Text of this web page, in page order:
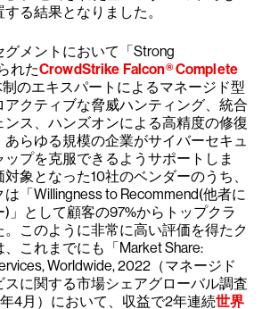
る結果となりました。
メントにおいて「Strong
れたCrowdStrike Falcon® Complete
のエキスパートによるマネージド型
クティブな脅威ハンティング、統合
ス、ハンズオンによる高精度の修復
あらゆる規模の企業がサイバーセキュ
ップを克服できるようサポートしま
象となった10社のベンダーのうち、
「Willingness to Recommend(他者に
」として顧客の97%からトップクラ
このように非常に高い評価を得たク
これまでにも「Market Share:
Worldwide, 2022（マネージド
に関する市場シェアグローバル調査
4月）において、収益で2年連続世界